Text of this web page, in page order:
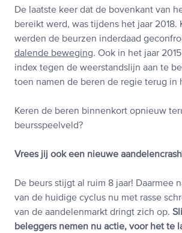
De laatste keer dat de bovenkant van
bereikt werd, was tijdens het jaar 2018.
werden de beurzen inderdaad
dalende beweging. Ook in het jaar
index tegen de weerstandslijn aan te
toen namen de beren de regie terug in
Keren de beren binnenkort opnieuw
beursspeelveld?
Vrees jij ook een nieuwe
De beurs stijgt al ruim 8 jaar! Daarmee
van de huidige cyclus nu met rasse
van de aandelenmarkt dringt zich op.
beleggers nemen nu actie, voor het te